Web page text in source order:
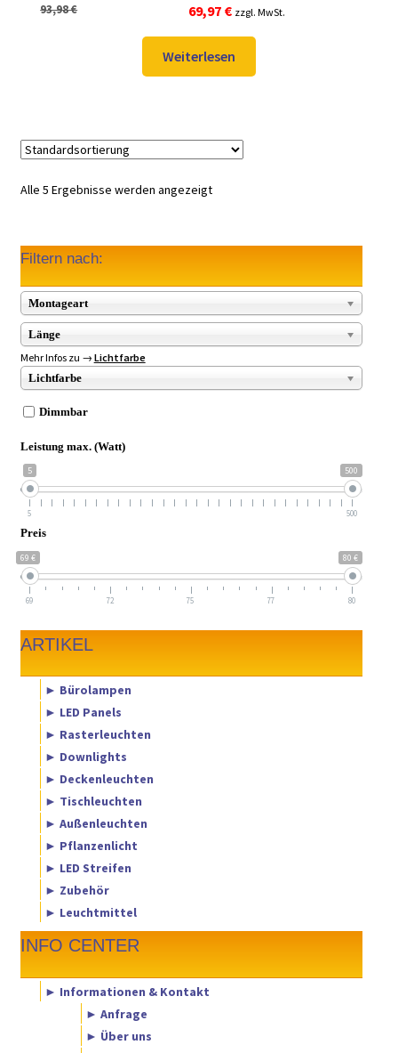
von 5
93,98€
Ursprünglicher
Preis
war:
93,98 €
69,97 €Aktueller
Preis
ist:
69,97 €.
zzgl. MwSt.
Weiterlesen
Alle 5 Ergebnisse werden angezeigt
Filtern nach:
Montageart
Länge
Mehr Infos zu → Lichtfarbe
Lichtfarbe
Dimmbar
Leistung max. (Watt)
5 500
5 500
Preis
69 € 80 €
69 72 75 77 80
ARTIKEL
► Bürolampen
► LED Panels
► Rasterleuchten
► Downlights
► Deckenleuchten
► Tischleuchten
► Außenleuchten
► Pflanzenlicht
► LED Streifen
► Zubehör
► Leuchtmittel
INFO CENTER
► Informationen & Kontakt
► Anfrage
► Über uns